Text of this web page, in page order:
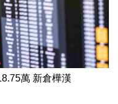
續抱久元、友達 加碼新纖 萬海賺18.75萬 新倉樺漢